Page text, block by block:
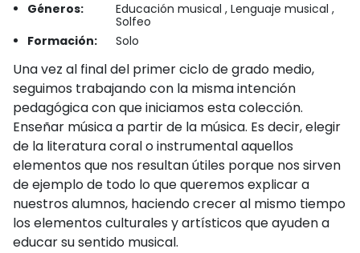
Géneros:
Educación musical , Lenguaje musical ,
Solfeo
Formación:
Solo
Una vez al final del primer ciclo de grado medio,
seguimos trabajando con la misma intención
pedagógica con que iniciamos esta colección.
Enseñar música a partir de la música. Es decir, elegir
de la literatura coral o instrumental aquellos
elementos que nos resultan útiles porque nos sirven
de ejemplo de todo lo que queremos explicar a
nuestros alumnos, haciendo crecer al mismo tiempo
los elementos culturales y artísticos que ayuden a
educar su sentido musical.